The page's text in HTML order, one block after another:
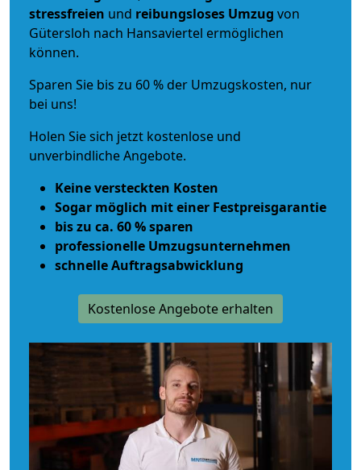
stressfreien und reibungsloses Umzug von
Gütersloh nach Hansaviertel ermöglichen
können.
Sparen Sie bis zu 60 % der Umzugskosten, nur
bei uns!
Holen Sie sich jetzt kostenlose und
unverbindliche Angebote.
Keine versteckten Kosten
Sogar möglich mit einer Festpreisgarantie
bis zu ca. 60 % sparen
professionelle Umzugsunternehmen
schnelle Auftragsabwicklung
Kostenlose Angebote erhalten